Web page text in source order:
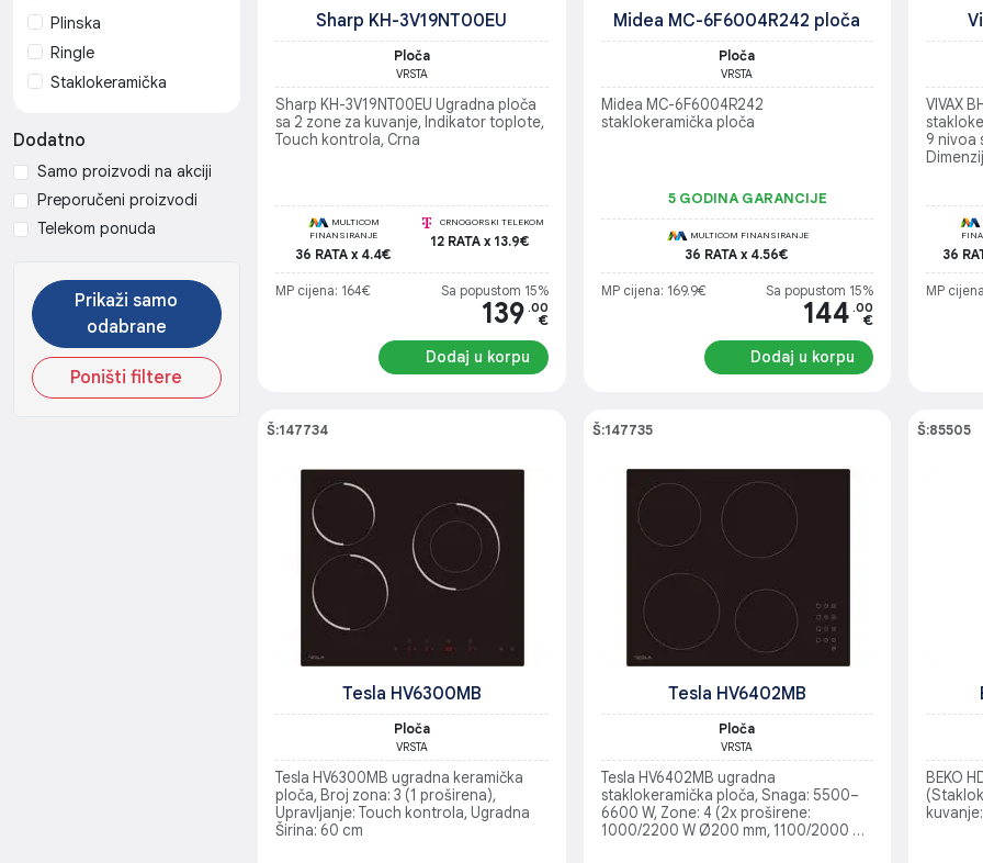
Plinska
Ringle
Staklokeramička
Dodatno
Samo proizvodi na akciji
Preporučeni proizvodi
Telekom ponuda
Prikaži samo
odabrane
Poništi filtere
Sharp KH-3V19NT00EU
Ploča
VRSTA
Sharp KH-3V19NT00EU Ugradna ploča
sa 2 zone za kuvanje, Indikator toplote,
Touch kontrola, Crna
MULTICOM
FINANSIRANJE
36 RATA x 4.4€
CRNOGORSKI TELEKOM
12 RATA x 13.9€
MP cijena: 164€ Sa popustom 15%
139 .00
€
Dodaj u korpu
Midea MC-6F6004R242 ploča
Ploča
VRSTA
Midea MC-6F6004R242
staklokeramička ploča
5 GODINA GARANCIJE
MULTICOM FINANSIRANJE
36 RATA x 4.56€
MP cijena: 169.9€ Sa popustom 15%
144 .00
€
Dodaj u korpu
VIVAX
9 nivoa
/
36
MP
Š:147734
Tesla HV6300MB
Ploča
VRSTA
Tesla HV6300MB ugradna keramička
ploča, Broj zona: 3 (1 proširena),
Upravljanje: Touch kontrola, Ugradna
Širina: 60 cm
Š:147735
Tesla HV6402MB
Ploča
VRSTA
Tesla HV6402MB ugradna
staklokeramička ploča, Snaga: 5500–
6600 W, Zone: 4 (2x proširene:
1000/2200 W Ø200 mm, 1100/2000 W
Š:85505
BEKO